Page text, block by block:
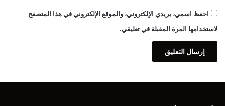
احفظ اسمي، بريدي الإلكتروني، والموقع الإلكتروني في هذا المتصفح
لاستخدامها المرة المقبلة في تعليقي.